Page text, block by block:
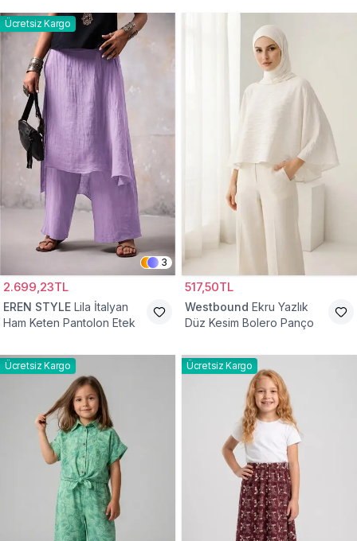
Ücretsiz Kargo
3
2.699,23TL
EREN STYLE Lila İtalyan
Ham Keten Pantolon Etek
517,50TL
Westbound Ekru Yazlık
Düz Kesim Bolero Panço
Ücretsiz Kargo Ücretsiz Kargo